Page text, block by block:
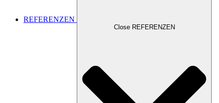
REFERENZEN
Close REFERENZEN